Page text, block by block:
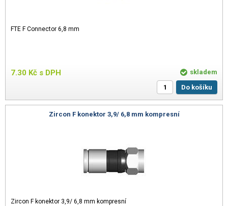
FTE F Connector 6,8 mm
7.30 Kč s DPH
skladem
Do košíku
Zircon F konektor 3,9/ 6,8 mm kompresní
Zircon F konektor 3,9/ 6,8 mm kompresní